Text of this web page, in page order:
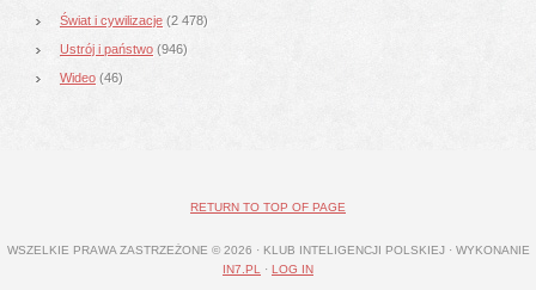
Świat i cywilizacje (2 478)
Ustrój i państwo (946)
Wideo (46)
RETURN TO TOP OF PAGE
WSZELKIE PRAWA ZASTRZEŻONE © 2026 · KLUB INTELIGENCJI POLSKIEJ · WYKONANIE
IN7.PL
· LOG IN